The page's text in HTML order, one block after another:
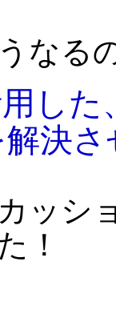
なる
した
決さ
ッシ
！